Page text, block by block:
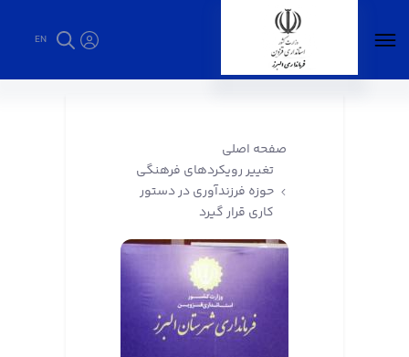
EN
صفحه اصلی
تغییر رویکردهای فرهنگی
حوزه فرزندآوری در دستور
کاری قرار گیرد